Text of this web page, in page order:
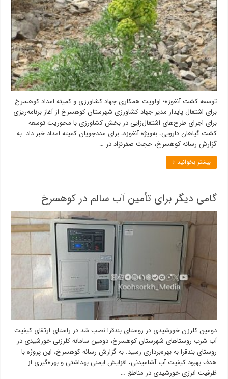
توسعه کشت آنغوزه؛ اولویت همکاری جهاد کشاورزی و کمیته امداد کوهسرخ
برای اشتغال پایدار مدیر جهاد کشاورزی شهرستان کوهسرخ از آغاز برنامه‌ریزی
برای اجرای طرح‌های اشتغال‌زایی در بخش کشاورزی با محوریت توسعه
کشت گیاهان دارویی، به‌ویژه آنغوزه، برای مددجویان کمیته امداد خبر داد. به
گزارش رسانه کوهسرخ، حجت صفرنژاد در …
بیشتر بخوانید »
گامی دیگر برای تأمین آب سالم در کوهسرخ
دومین کلرزن خورشیدی در روستای بندقرا نصب شد در راستای ارتقای کیفیت
آب شرب روستاهای شهرستان کوهسرخ، دومین سامانه کلرزنی خورشیدی در
روستای بندقرا به بهره‌برداری رسید. به گزارش رسانه کوهسرخ، این پروژه با
هدف بهبود کیفیت آب آشامیدنی، افزایش ایمنی بهداشتی و بهره‌گیری از
ظرفیت انرژی خورشیدی در مناطق …